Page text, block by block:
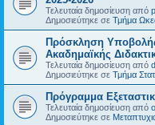
Τελευταία δημοσίευση από
Δημοσιεύτηκε σε Τμήμα
Πρόσκληση
Ακαδημαϊκής
Τελευταία δημοσίευση από
Δημοσιεύτηκε σε Τμήμα
Πρόγραμμα
Τελευταία δημοσίευση από
Δημοσιεύτηκε σε